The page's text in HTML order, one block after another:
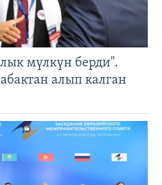
мүлкүн берди".
алып калган